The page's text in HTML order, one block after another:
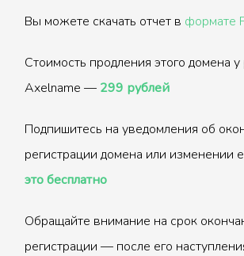
Вы можете скачать отчет в формате
Стоимость продления этого домена у
Axelname — 299 рублей
Подпишитесь на уведомления об
регистрации домена или изменении
это бесплатно
Обращайте внимание на срок
регистрации — после его